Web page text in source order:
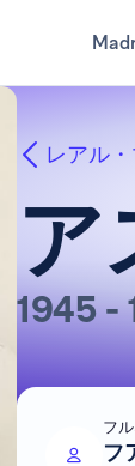
レアル
ア
1945 -
フ
フ